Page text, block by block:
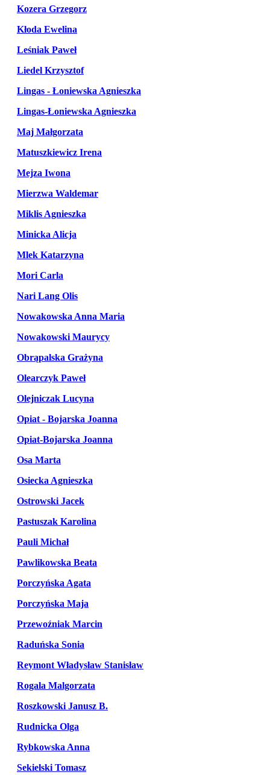
Kozera Grzegorz
Kłoda Ewelina
Leśniak Paweł
Liedel Krzysztof
Lingas - Łoniewska Agnieszka
Lingas-Łoniewska Agnieszka
Maj Małgorzata
Matuszkiewicz Irena
Mejza Iwona
Mierzwa Waldemar
Miklis Agnieszka
Minicka Alicja
Mlek Katarzyna
Mori Carla
Nari Lang Olis
Nowakowska Anna Maria
Nowakowski Maurycy
Obrąpalska Grażyna
Olearczyk Paweł
Olejniczak Lucyna
Opiat - Bojarska Joanna
Opiat-Bojarska Joanna
Osa Marta
Osiecka Agnieszka
Ostrowski Jacek
Pastuszak Karolina
Pauli Michał
Pawlikowska Beata
Porczyńska Agata
Porczyńska Maja
Przewoźniak Marcin
Raduńska Sonia
Reymont Władysław Stanisław
Rogala Malgorzata
Roszkowski Janusz B.
Rudnicka Olga
Rybkowska Anna
Sekielski Tomasz